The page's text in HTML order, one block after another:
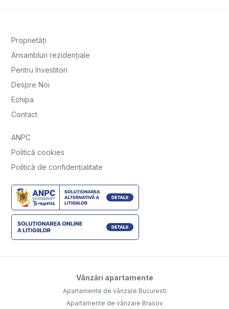
Proprietăți
Ansambluri rezidențiale
Pentru Investitori
Despre Noi
Echipa
Contact
ANPC
Politică cookies
Politică de confidențialitate
Vânzări apartamente
Apartamente de vânzare Bucuresti
Apartamente de vânzare Brasov